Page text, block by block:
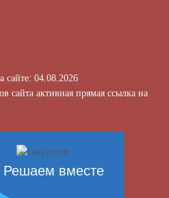
сайте: 04.08.2026
сайта активная прямая ссылка на
Решаем вместе